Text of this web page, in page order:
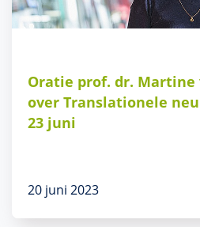
Oratie prof. dr. Martine
over Translationele
23 juni
20 juni 2023